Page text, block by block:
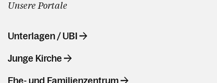
Unsere Portale
Unterlagen / UBI
Junge Kirche
Ehe- und Familienzentrum